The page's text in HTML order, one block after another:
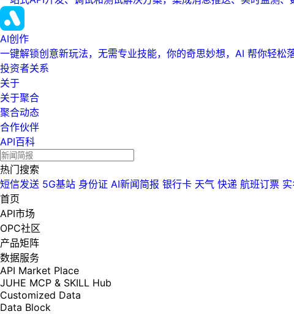
AI创作
一键解锁创意新玩法，无需专业技能，你的奇思妙想，AI 帮你轻松落
投资者关系
关于
关于聚合
聚合动态
合作伙伴
API百科
热门搜索
短信发送 5G基站 身份证 AI新闻简报 银行卡 天气 快递 航班订票
首页
API市场
OPC社区
产品矩阵
数据服务
API Market Place
JUHE MCP & SKILL Hub
Customized Data
Data Block